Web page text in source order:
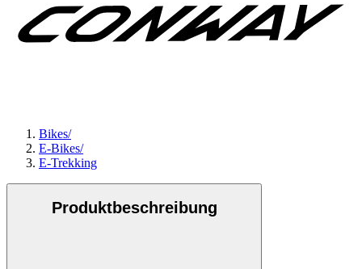
Bikes/
E-Bikes/
E-Trekking
Produktbeschreibung